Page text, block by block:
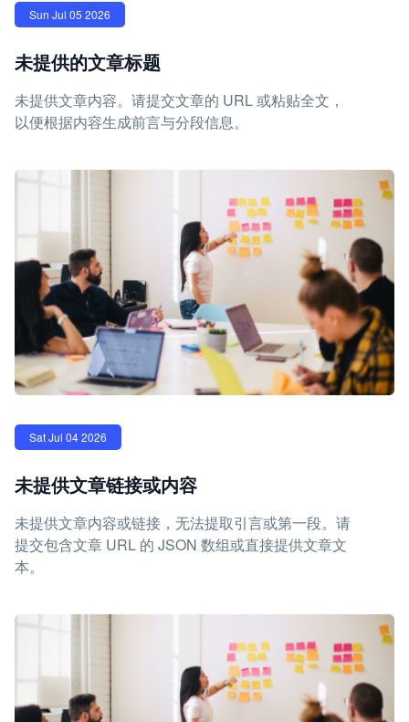
Sun Jul 05 2026
未提供的文章标题
未提供文章内容。请提交文章的 URL 或粘贴全文，
以便根据内容生成前言与分段信息。
Sat Jul 04 2026
未提供文章链接或内容
未提供文章内容或链接，无法提取引言或第一段。请
提交包含文章 URL 的 JSON 数组或直接提供文章文
本。